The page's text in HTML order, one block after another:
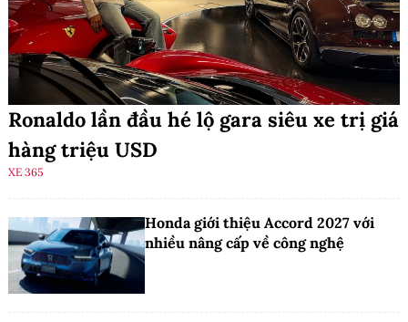
Ronaldo lần đầu hé lộ gara siêu xe trị giá
hàng triệu USD
XE 365
Honda giới thiệu Accord 2027 với
nhiều nâng cấp về công nghệ